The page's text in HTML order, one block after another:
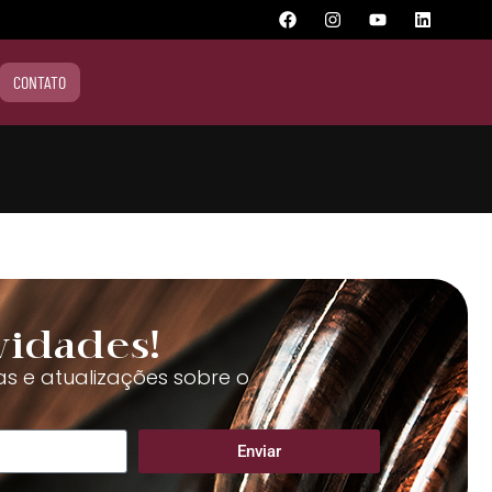
CONTATO
e atualizações sobre o
Enviar